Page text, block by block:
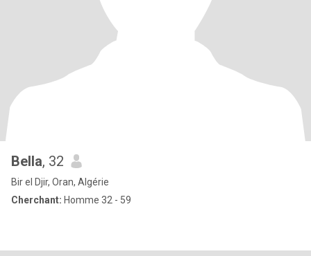
Bella, 32
Bir el Djir, Oran, Algérie
Cherchant: Homme 32 - 59